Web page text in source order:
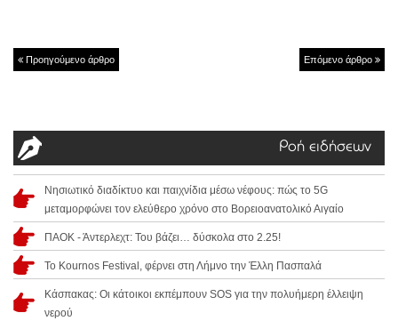
Προηγούμενο άρθρο Επόμενο άρθρο
Ροή ειδήσεων
Νησιωτικό διαδίκτυο και παιχνίδια μέσω νέφους: πώς το 5G
μεταμορφώνει τον ελεύθερο χρόνο στο Βορειοανατολικό Αιγαίο
ΠΑΟΚ - Άντερλεχτ: Του βάζει… δύσκολα στο 2.25!
Το Kournos Festival, φέρνει στη Λήμνο την Έλλη Πασπαλά
Κάσπακας: Οι κάτοικοι εκπέμπουν SOS για την πολυήμερη έλλειψη
νερού